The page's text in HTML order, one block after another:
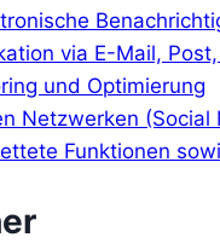
via E-Mail,
und Optimierung
Netzwerken (Social
Funktionen